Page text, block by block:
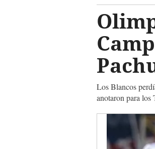
Los Blancos
anotaron para los